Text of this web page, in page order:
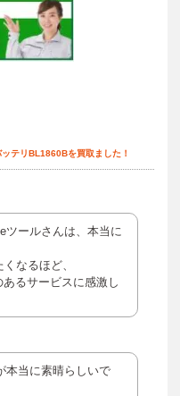
テリBL1860Bを買取ました！
ツールさんは、本当に
なるほど、
るサービスに感激し
本当に素晴らしいで